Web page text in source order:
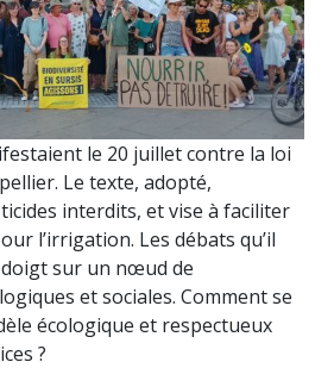
le 20 juillet contre la loi
Le texte, adopté,
interdits, et vise à faciliter
l’irrigation. Les débats qu’il
sur un nœud de
et sociales. Comment se
écologique et respectueux
?